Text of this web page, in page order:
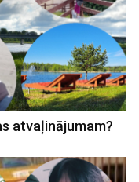
atvaļinājumam?